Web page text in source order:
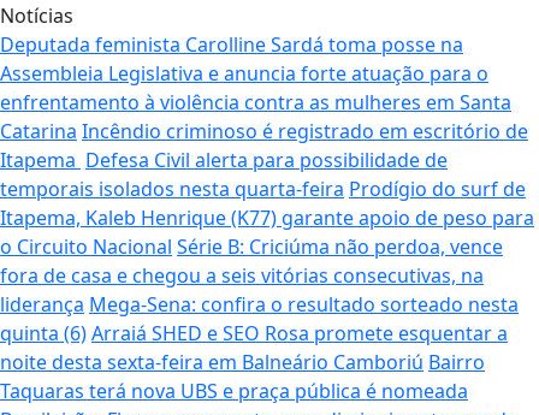
Notícias
Deputada feminista Carolline Sardá toma posse na
Assembleia Legislativa e anuncia forte atuação para o
enfrentamento à violência contra as mulheres em Santa
Catarina Incêndio criminoso é registrado em escritório de
Itapema Defesa Civil alerta para possibilidade de
temporais isolados nesta quarta-feira Prodígio do surf de
Itapema, Kaleb Henrique (K77) garante apoio de peso para
o Circuito Nacional Série B: Criciúma não perdoa, vence
fora de casa e chegou a seis vitórias consecutivas, na
liderança Mega-Sena: confira o resultado sorteado nesta
quinta (6)Arraiá SHED e SEO Rosa promete esquentar a
noite desta sexta-feira em Balneário Camboriú Bairro
Taquaras terá nova UBS e praça pública é nomeada